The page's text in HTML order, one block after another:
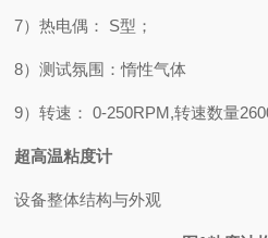
7）热电偶： S型；
8）测试氛围：惰性气体
9）转速： 0-250RPM,转速数量
超高温粘度计
设备整体结构与外观